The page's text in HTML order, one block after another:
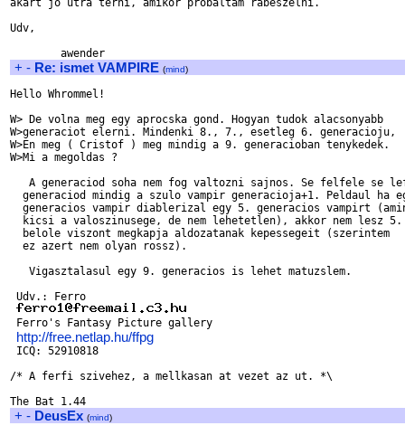
akart jo utra terni, amikor probaltam rabeszelni.
Udv,
+ - Re: ismet VAMPIRE (mind)
Hello Whrommel!
W> De volna meg egy aprocska gond. Hogyan tudok alacsonyabb
W>generaciot elerni. Mindenki 8., 7., esetleg 6. generacioju,
W>En meg ( Cristof ) meg mindig a 9. generacioban tenykedek.
W>Mi a megoldas ?
A generaciod soha nem fog valtozni sajnos. Se felfele se
generaciod mindig a szulo vampir generacioja+1. Peldaul ha
generacios vampir diablerizal egy 5. generacios vampirt
kicsi a valoszinusege, de nem lehetetlen), akkor nem lesz
  belole viszont megkapja aldozatanak kepessegeit (szerintem
  ez azert nem olyan rossz).
   Vigasztalasul egy 9. generacios is lehet matuzslem.
Udv.: Ferro
Ferro's Fantasy Picture gallery
http://free.netlap.hu/ffpg
ICQ: 52910818
/* A ferfi szivehez, a mellkasan at vezet az ut. *\
+ - DeusEx (mind)